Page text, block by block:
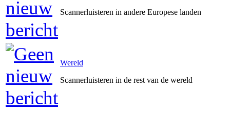
Scannerluisteren in andere Europese landen
Wereld
Scannerluisteren in de rest van de wereld